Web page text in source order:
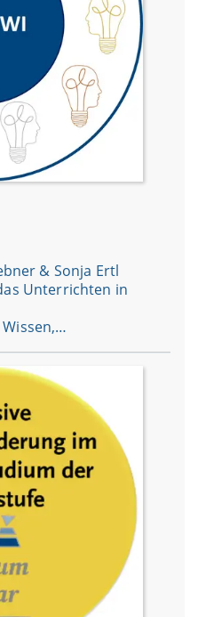
& Sonja Ertl
Unterrichten in